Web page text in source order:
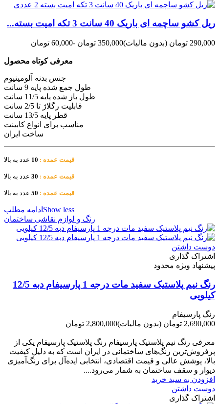
ریل کشو ساچمه ای باریک 40 سانت 3 تکه امیت بسته...
290,000 تومان (بدون مالیات)350,000 تومان -60,000 تومان
معرفی کوتاه محصول
جنس بدنه آلومینیوم
طول جمع شده پایه 9 سانت
طول باز شده پایه 11/5 سانت
قابلیت رگلاژ تا 2/5 سانت
قطر پایه 13/5 سانت
مناسب برای انواع کابینت
ساخت ایران
قیمت عمده : عدد به بالا
قیمت عمده : 30
قیمت عمده : عدد به بالا
ادامه مطلب Show less
رنگ و لوازم نقاشی ساختمان
دوست داشتن
اشتراک گذاری
پیشنهاد ویژه محدود
رنگ نیم پلاستیک سفید مات درجه 1 پارسیفام دبه 12/5
کیلویی
رنگ پارسیفام
2,690,000 تومان
(بدون مالیات)2,800,000 تومان
معرفی رنگ نیم پلاستیک پارسیفام رنگ پلاستیک پارسیفام یکی از
پرفروش‌ترین رنگ‌های ساختمانی در ایران است که به دلیل کیفیت
بالا، پوشش عالی و قیمت اقتصادی، انتخابی ایده‌آل برای رنگ‌آمیزی
دیوار و سقف ساختمان به شمار می‌رود....
افزودن به سبد خرید
دوست داشتن
اشتراک گذاری